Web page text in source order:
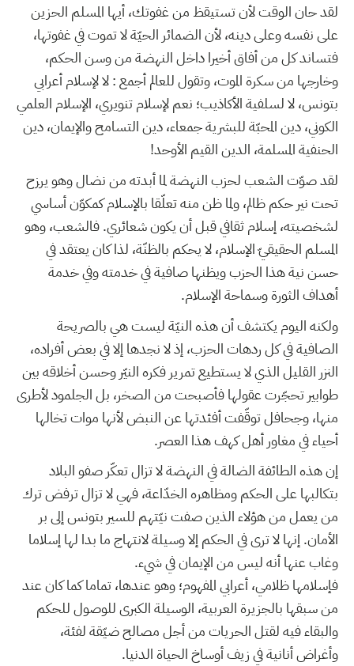
لقد حان الوقت لأن تستيقظ من غفوتك، أيها المسلم الحزين
على نفسه وعلى دينه، لأن الضمائر الحيّة لا تموت في غفوتها،
فتساند كل من أفاق أخيرا داخل النهضة من وسن الحكم،
وخارجها من سكرة الموت، وتقول للعالم أجمع : لا لإسلام أعرابي
بتونس، لا لسلفية الأكاذيب؛ نعم لإسلام تنويري، الإسلام العلمي
الكوني، دين المحبّة للبشرية جمعاء، دين التسامح والإيمان، دين
الحنفية المسلمة، الدين القيم الأوحد!
لقد صوّت الشعب لحزب النهضة لما أبدته من نضال وهو يرزح
تحت نير حكم ظالم، ولما ظن منه تعلّقا بالإسلام كمكوّن أساسي
لشخصيته، إسلام ثقافي قبل أن يكون شعائري. فالشعب، وهو
المسلم الحقيقيّ الإسلام، لا يحكم بالظنّة، لذا كان يعتقد في
حسن نية هذا الحزب ويظنها صافية في خدمته وفي خدمة
أهداف الثورة وسماحة الإسلام.
ولكنه اليوم يكتشف أن هذه النيّة ليست هي بالصريحة
الصافية في كل ردهات الحزب، إذ لا نجدها إلا في بعض أفراده،
النزر القليل الذي لا يستطيع تمرير فكره النيّر وحسن أخلاقه بين
طوابير تحجّرت عقولها فأصبحت من الصخر، بل الجلمود لأطرى
منها، وجحافل توقّفت أفئدتها عن النبض لأنها موات تخالها
أحياء في مغاور أهل كهف هذا العصر.
إن هذه الطائفة الضالة في النهضة لا تزال تعكّر صفو البلاد
بتكالبها على الحكم ومظاهره الخدّاعة، فهي لا تزال ترفض ترك
من يعمل من هؤلاء الذين صفت نيّتهم للسير بتونس إلى بر
الأمان. إنها لا ترى في الحكم إلا وسيلة لانتهاج ما بدا لها إسلاما
وغاب عنها أنه ليس من الإيمان في شيء.
فإسلامها ظلامي، أعرابي المفهوم؛ وهو عندها، تماما كما كان عند
من سبقها بالجزيرة العربية، الوسيلة الكبرى للوصول للحكم
والبقاء فيه لقتل الحريات من أجل مصالح ضيّقة لفئة،
وأغراض أنانية في زيف أوساخ الحياة الدنيا.